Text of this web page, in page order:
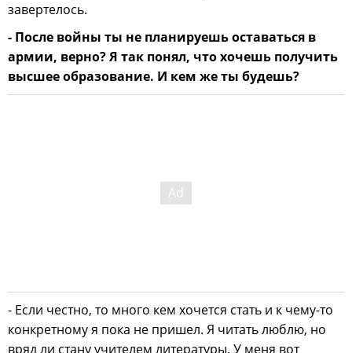
завертелось.
- После войны ты не планируешь оставаться в
армии, верно? Я так понял, что хочешь получить
высшее образование. И кем же ты будешь?
- Если честно, то много кем хочется стать и к чему-то
конкретному я пока не пришел. Я читать люблю, но
вряд ли стану учителем литературы. У меня вот